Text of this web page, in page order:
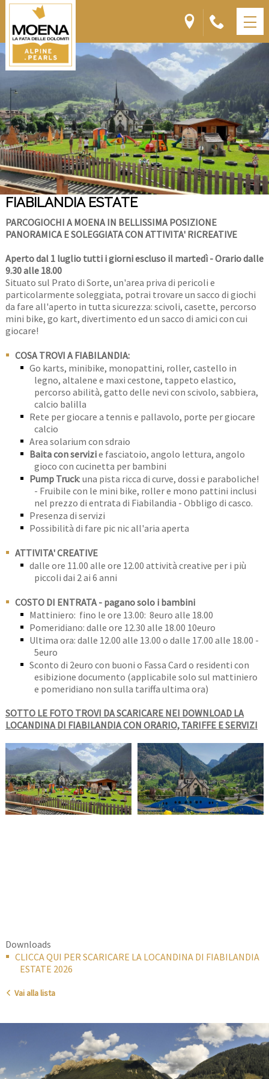
FIABILANDIA ESTATE
PARCOGIOCHI A MOENA IN BELLISSIMA POSIZIONE
PANORAMICA E SOLEGGIATA CON ATTIVITA' RICREATIVE
Aperto dal 1 luglio tutti i giorni escluso il martedì - Orario dalle
9.30 alle 18.00
Situato sul Prato di Sorte, un'area priva di pericoli e
particolarmente soleggiata, potrai trovare un sacco di giochi
da fare all'aperto in tutta sicurezza: scivoli, casette, percorso
mini bike, go kart, divertimento ed un sacco di amici con cui
giocare!
COSA TROVI A FIABILANDIA:
Go karts, minibike, monopattini, roller, castello in
legno, altalene e maxi cestone, tappeto elastico,
percorso abilità, gatto delle nevi con scivolo, sabbiera,
calcio balilla
Rete per giocare a tennis e pallavolo, porte per giocare
calcio
Area solarium con sdraio
Baita con servizie fasciatoio, angolo lettura, angolo
gioco con cucinetta per bambini
Pump Truck: una pista ricca di curve, dossi e paraboliche!
- Fruibile con le mini bike, roller e mono pattini inclusi
nel prezzo di entrata di Fiabilandia - Obbligo di casco.
Presenza di servizi
Possibilità di fare pic nic all'aria aperta
ATTIVITA' CREATIVE
dalle ore 11.00 alle ore 12.00 attività creative per i più
piccoli dai 2 ai 6 anni
COSTO DI ENTRATA - pagano solo i bambini
Mattiniero: fino le ore 13.00: 8euro alle 18.00
Pomeridiano: dalle ore 12.30 alle 18.00 10euro
Ultima ora: dalle 12.00 alle 13.00 o dalle 17.00 alle 18.00 -
5euro
Sconto di 2euro con buoni o Fassa Card o residenti con
esibizione documento (applicabile solo sul mattiniero
e pomeridiano non sulla tariffa ultima ora)
SOTTO LE FOTO TROVI DA SCARICARE NEI DOWNLOAD LA
LOCANDINA DI FIABILANDIA CON ORARIO, TARIFFE E SERVIZI
Downloads
CLICCA QUI PER SCARICARE LA LOCANDINA DI FIABILANDIA
ESTATE 2026
Vai alla lista